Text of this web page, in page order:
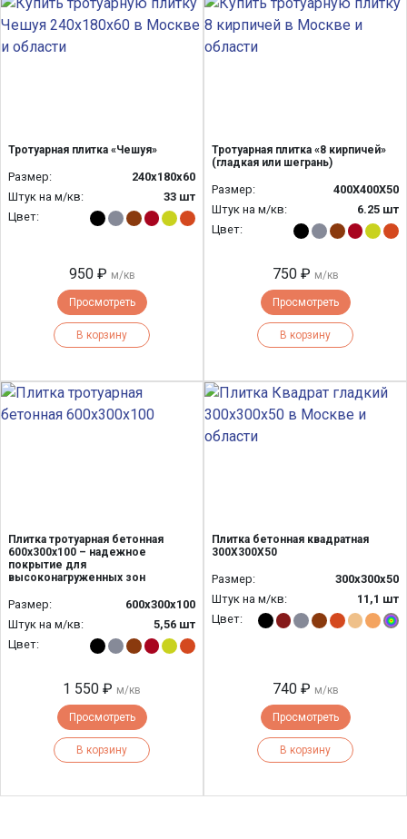
Тротуарная плитка «Чешуя»
Размер:
240x180x60
Штук на м/кв:
33 шт
Цвет:
950 ₽ м/кв
Просмотреть
В корзину
Тротуарная плитка «8 кирпичей»
(гладкая или шегрань)
Размер:
400Х400Х50
Штук на м/кв:
6.25 шт
Цвет:
750 ₽ м/кв
Просмотреть
В корзину
Плитка тротуарная бетонная
600х300х100 – надежное
покрытие для
высоконагруженных зон
Размер:
600х300х100
Штук на м/кв:
5,56 шт
Цвет:
1 550 ₽ м/кв
Просмотреть
В корзину
Плитка бетонная квадратная
300Х300Х50
Размер:
300х300х50
Штук на м/кв:
11,1 шт
Цвет:
740 ₽ м/кв
Просмотреть
В корзину